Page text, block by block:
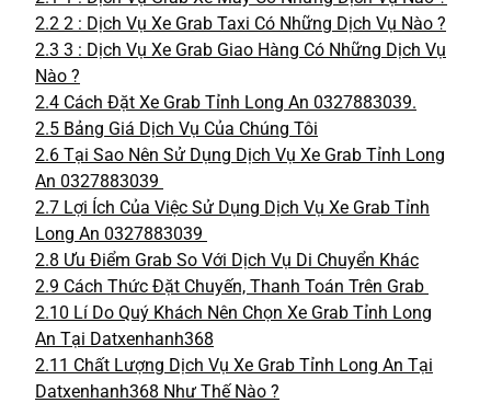
2.2 2 : Dịch Vụ Xe Grab Taxi Có Những Dịch Vụ Nào ?
2.3 3 : Dịch Vụ Xe Grab Giao Hàng Có Những Dịch Vụ
Nào ?
2.4 Cách Đặt Xe Grab Tỉnh Long An 0327883039.
2.5 Bảng Giá Dịch Vụ Của Chúng Tôi
2.6 Tại Sao Nên Sử Dụng Dịch Vụ Xe Grab Tỉnh Long
An 0327883039
2.7 Lợi Ích Của Việc Sử Dụng Dịch Vụ Xe Grab Tỉnh
Long An 0327883039
2.8 Ưu Điểm Grab So Với Dịch Vụ Di Chuyển Khác
2.9 Cách Thức Đặt Chuyến, Thanh Toán Trên Grab
2.10 Lí Do Quý Khách Nên Chọn Xe Grab Tỉnh Long
An Tại Datxenhanh368
2.11 Chất Lượng Dịch Vụ Xe Grab Tỉnh Long An Tại
Datxenhanh368 Như Thế Nào ?